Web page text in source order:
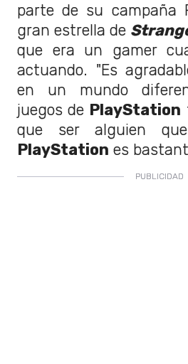
parte de su campaña
gran estrella de
que era un gamer
actuando. "Es
en un mundo
juegos de PlayStation
que ser alguien
PlayStation es